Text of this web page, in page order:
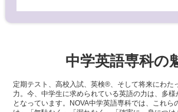
中学英語専科の
定期テスト、高校入試、英検®、そして将来にわた
力。今、中学生に求められている英語の力は、多
となっています。NOVA中学英語専科では、これら